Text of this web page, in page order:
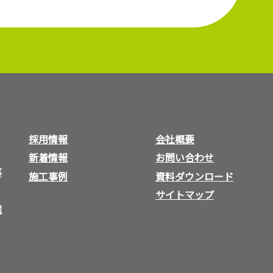
採用情報
新着情報
施工事例
会社概要
お問い合わせ
資料ダウンロード
サイトマップ